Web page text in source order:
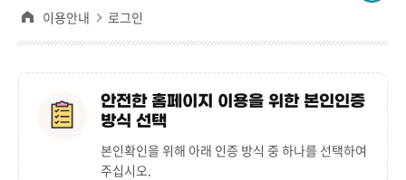
이용안내 로그인
안전한 홈페이지 이용을 위한 본인인증
방식 선택
본인확인을 위해 아래 인증 방식 중 하나를 선택하여
주십시오.